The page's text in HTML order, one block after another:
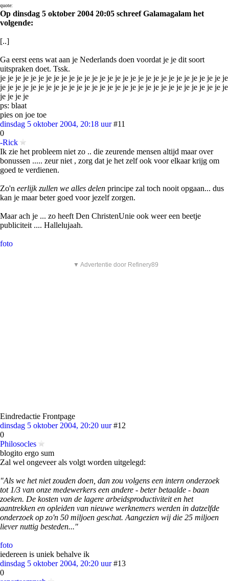
quote:
Op dinsdag 5 oktober 2004 20:05 schreef Galamagalam het
volgende:
[..]
Ga eerst eens wat aan je Nederlands doen voordat je je dit soort
uitspraken doet. Tssk.
je je je je je je je je je je je je je je je je je je je je je je je je je je je je je je
je je je je je je je je je je je je je je je je je je je je je je je je je je je je je je
je je je je
ps: blaat
pies on joe toe
dinsdag 5 oktober 2004, 20:18 uur #11
0
-Rick
Ik zie het probleem niet zo .. die zeurende mensen altijd maar over
bonussen ..... zeur niet , zorg dat je het zelf ook voor elkaar krijg om
goed te verdienen.
Zo'n eerlijk zullen we alles delen principe zal toch nooit opgaan... dus
kan je maar beter goed voor jezelf zorgen.
Maar ach je ... zo heeft Den ChristenUnie ook weer een beetje
publiciteit .... Hallelujaah.
foto
▼ Advertentie door Refinery89
Eindredactie Frontpage
dinsdag 5 oktober 2004, 20:20 uur #12
0
Philosocles
blogito ergo sum
Zal wel ongeveer als volgt worden uitgelegd:
"Als we het niet zouden doen, dan zou volgens een intern onderzoek
tot 1/3 van onze medewerkers een andere - beter betaalde - baan
zoeken. De kosten van de lagere arbeidsproductiviteit en het
aantrekken en opleiden van nieuwe werknemers werden in datzelfde
onderzoek op zo'n 50 miljoen geschat. Aangezien wij die 25 miljoen
liever nuttig besteden..."
foto
iedereen is uniek behalve ik
dinsdag 5 oktober 2004, 20:20 uur #13
0